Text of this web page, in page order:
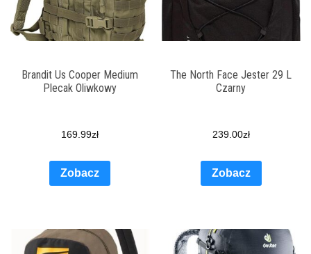
Brandit Us Cooper Medium
Plecak Oliwkowy
169.99zł
Zobacz
The North Face Jester 29 L
Czarny
239.00zł
Zobacz